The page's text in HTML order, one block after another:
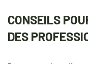
CONSEILS
DES